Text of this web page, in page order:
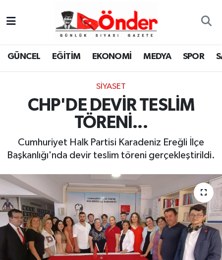
GÜNCEL EĞİTİM EKONOMİ MEDYA SPOR
SİYASET
CHP'DE DEVİR TESLİM
TÖRENİ...
Cumhuriyet Halk Partisi Karadeniz Ereğli İlçe
Başkanlığı'nda devir teslim töreni gerçekleştirildi.
GÜNCEL
MEDYA
SPOR
KÜLTÜR-SANAT
YAŞAM
RESMİ İLAN
Zonguldak Nöbetçi Eczaneler
Zonguldak Namaz Vakitleri
Zonguldak Trafik Yoğunluk Haritası
TFF 3.Lig 4.Grup Puan Durumu ve Fikstür
Son Dakika Haberleri
Haber Arşivi